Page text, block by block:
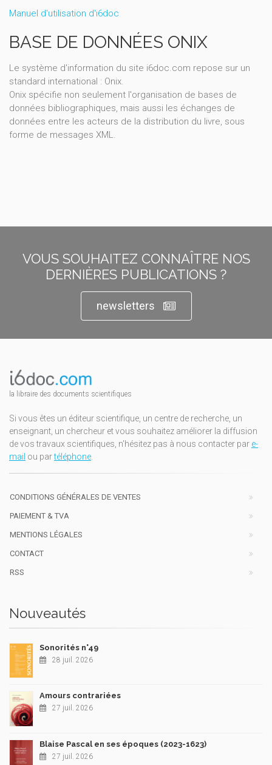
Manuel d'utilisation d'i6doc
BASE DE DONNÉES ONIX
Le système d'information du site i6doc.com repose sur un
standard international : Onix.
Onix spécifie non seulement l'organisation de bases de
données bibliographiques, mais aussi les échanges de
données entre les acteurs de la distribution du livre, sous
forme de messages XML.
VOUS SOUHAITEZ CONNAÎTRE NOS
DERNIÈRES PUBLICATIONS ?
newsletters
la libraire des documents scientifiques
Si vous êtes un éditeur scientifique, un centre de recherche, un
enseignant, un chercheur et vous souhaitez améliorer la diffusion
de vos travaux scientifiques, n'hésitez pas à nous contacter par e-
mail ou partéléphone.
CONDITIONS GÉNÉRALES DE VENTES
PAIEMENT & TVA
MENTIONS LÉGALES
CONTACT
RSS
Nouveautés
Sonorités n°49
28 juil. 2026
Amours contrariées
27 juil. 2026
Blaise Pascal en ses époques (2023-1623)
27 juil. 2026